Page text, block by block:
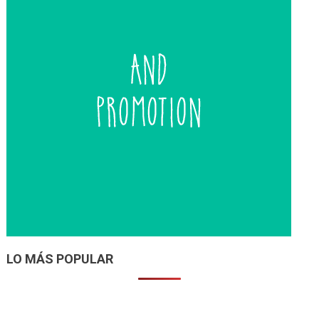
LO MÁS POPULAR